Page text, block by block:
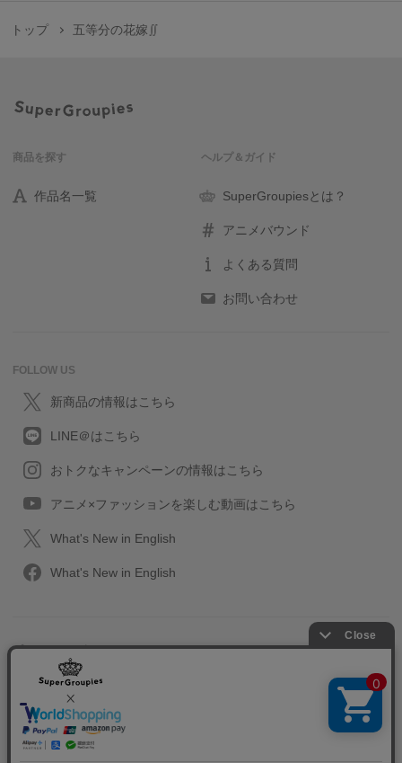
トップ 五等分の花嫁∬
商品を探す
作品名一覧
ヘルプ＆ガイド
SuperGroupiesとは？
アニメバウンド
よくある質問
お問い合わせ
FOLLOW US
新商品の情報はこちら
LINE＠はこちら
おトクなキャンペーンの情報はこちら
アニメ×ファッションを楽しむ動画はこちら
What's New in English
What's New in English
プライバシーポリシー
特定取引に関する法律
会社情報/採用情報